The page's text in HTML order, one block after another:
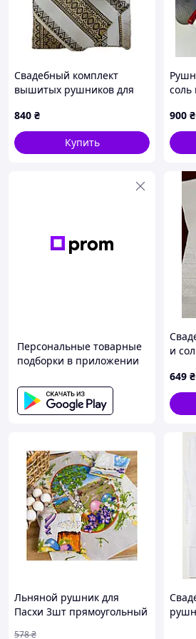
Не забудьте
Вдалих Вам
Свадебный комплект
вышитых рушников для
840 ₴
Купить
900 ₴
Персональные товарные
подборки в приложении
и
для
649 ₴
Льняной рушник для
Пасхи 3шт прямоугольный
578₴